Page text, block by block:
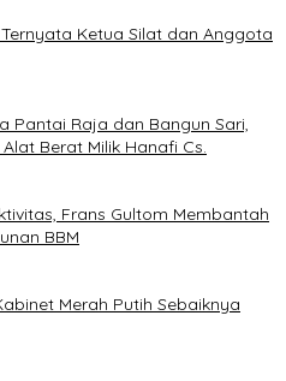
Ketua Silat dan Anggota
Pantai Raja dan Bangun Sari,
Berat Milik Hanafi Cs.
Frans Gultom Membantah
BBM
Merah Putih Sebaiknya